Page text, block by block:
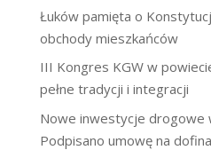
Łuków pamięta o
obchody mieszkańców
III Kongres KGW w
pełne tradycji i integracji
Nowe inwestycje drogowe
Podpisano umowę na